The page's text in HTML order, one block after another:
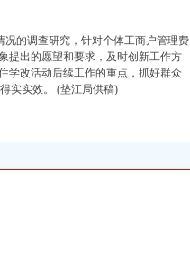
况的调查研究，针对个体工商户管理费
提出的愿望和要求，及时创新工作方
学改活动后续工作的重点，抓好群众
实实效。 (垫江局供稿)